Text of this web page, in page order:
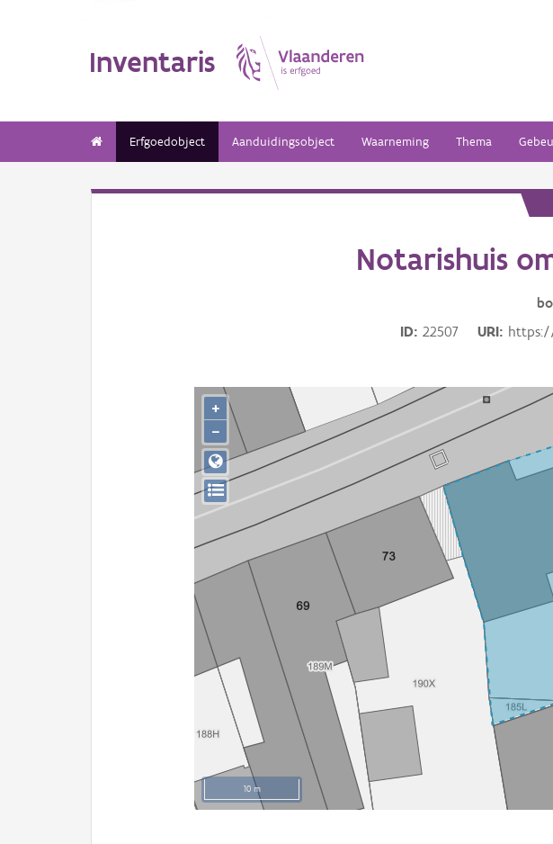
Inventaris
Erfgoedobject Aanduidingsobject Waarneming Thema
Notarishuis
ID
22507 URI
10 m
+
−